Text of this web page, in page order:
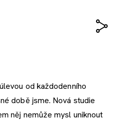
od každodenního
době jsme. Nová studie
něj nemůže mysl uniknout